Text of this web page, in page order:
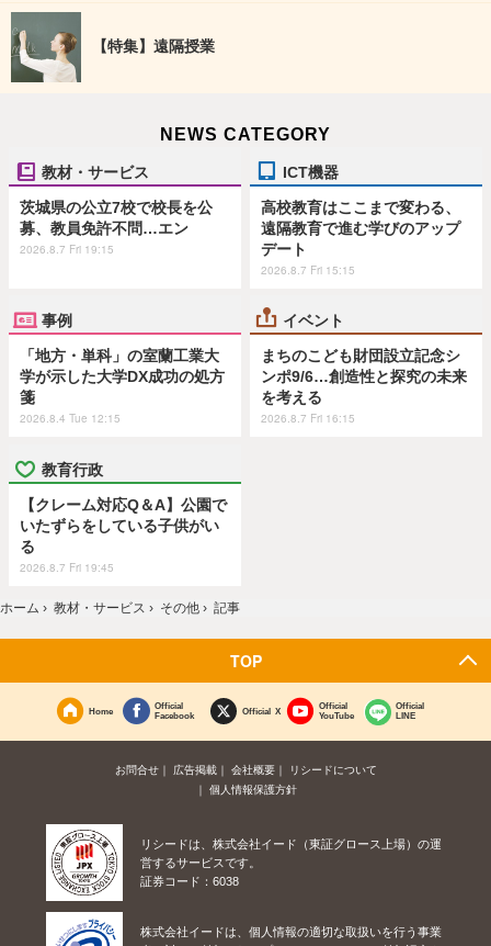
【特集】遠隔授業
NEWS CATEGORY
教材・サービス
茨城県の公立7校で校長を公
募、教員免許不問…エン
2026.8.7 Fri 19:15
ICT機器
高校教育はここまで変わる、
遠隔教育で進む学びのアップ
デート
2026.8.7 Fri 15:15
事例
「地方・単科」の室蘭工業大
学が示した大学DX成功の処方
箋
2026.8.4 Tue 12:15
イベント
まちのこども財団設立記念シ
ンポ9/6…創造性と探究の未来
を考える
2026.8.7 Fri 16:15
教育行政
【クレーム対応Q＆A】公園で
いたずらをしている子供がい
る
2026.8.7 Fri 19:45
ホーム › 教材・サービス › その他 › 記事
TOP
Home
Official
Facebook
Official X
Official
YouTube
Official
LINE
お問合せ 広告掲載 会社概要
リシードについて
個人情報保護方針
リシードは、株式会社イード（東証グロース上場）の運
営するサービスです。
証券コード：6038
株式会社イードは、個人情報の適切な取扱いを行う事業